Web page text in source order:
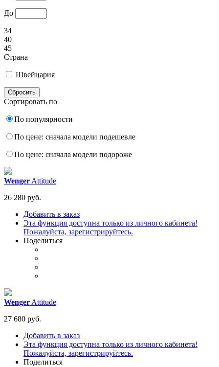
До
34
40
45
Страна
Швейцария
Сортировать по
По популярности
По цене: сначала модели подешевле
По цене: сначала модели подороже
Wenger Attitude
26 280 руб.
Добавить в заказ
Эта функция доступна только из личного кабинета!
Пожалуйста, зарегистрируйтесь.
Поделиться
Wenger Attitude
27 680 руб.
Добавить в заказ
Эта функция доступна только из личного кабинета!
Пожалуйста, зарегистрируйтесь.
Поделиться